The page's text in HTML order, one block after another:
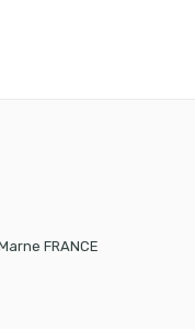
FRANCE